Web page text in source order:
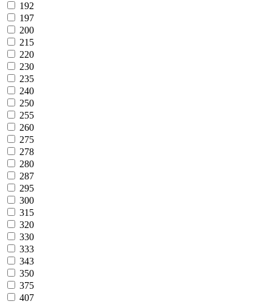
192
197
200
215
220
230
235
240
250
255
260
275
278
280
287
295
300
315
320
330
333
343
350
375
407